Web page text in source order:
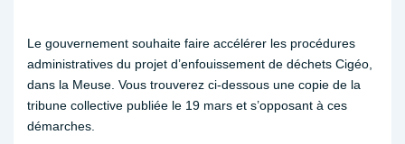
Le gouvernement souhaite faire accélérer les procédures
administratives du projet d’enfouissement de déchets Cigéo,
dans la Meuse. Vous trouverez ci-dessous une copie de la
tribune collective publiée le 19 mars et s’opposant à ces
démarches.